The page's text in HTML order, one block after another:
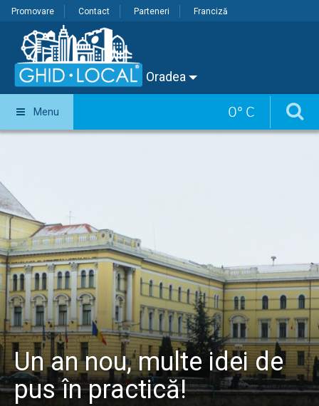
Promovare Contact Parteneri Franciză
Oradea
0° C
Menu
Un an nou, multe idei de
pus în practică!